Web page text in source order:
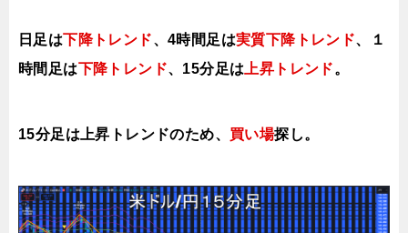
日足は下降トレンド、4時間足は実質下降トレンド、１
時間足は下降トレンド、15分足は 上昇トレンド。
15分足は上昇トレンドのため、 買い場探し。